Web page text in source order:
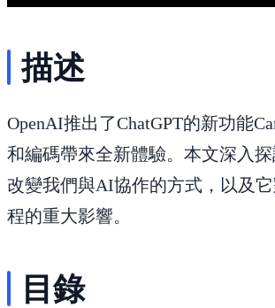
描述
OpenAI推出了ChatGPT的新功能
和編碼帶來全新體驗。本文深入探
改變我們與AI協作的方式，以及
程的重大影響。
目錄